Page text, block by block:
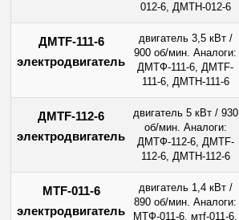
012-6, ДМТН-012-6
ДМТF-111-6
электродвигатель
двигатель 3,5 кВт /
900 об/мин. Аналоги:
ДМТФ-111-6, ДMTF-
111-6, ДМТН-111-6
ДМТF-112-6
электродвигатель
двигатель 5 кВт / 930
об/мин. Аналоги:
ДМТФ-112-6, ДMTF-
112-6, ДМТН-112-6
MTF-011-6
электродвигатель
двигатель 1,4 кВт /
890 об/мин. Аналоги:
МТФ-011-6, мтf-011-6,